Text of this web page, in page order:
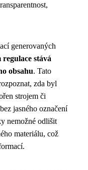
generovaných
stává
obsahu. Tato
zda byl
strojem či
jasného označení
nemožné odlišit
materiálu, což